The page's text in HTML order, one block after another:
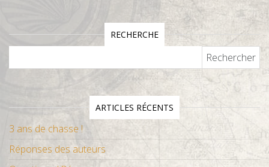
RECHERCHE
ARTICLES RÉCENTS
3 ans de chasse !
Réponses des auteurs